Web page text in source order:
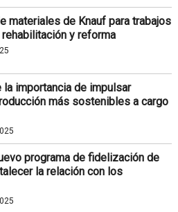
materiales de Knauf para trabajos
y reforma
la importancia de impulsar
más sostenibles a cargo
programa de fidelización de
la relación con los